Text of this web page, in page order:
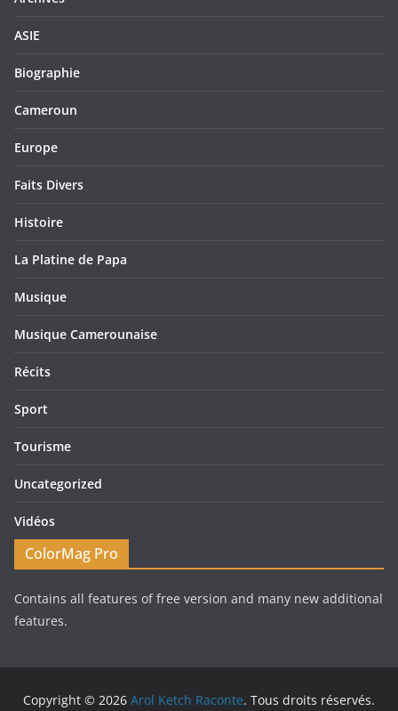
ASIE
Biographie
Cameroun
Europe
Faits Divers
Histoire
La Platine de Papa
Musique
Musique Camerounaise
Récits
Sport
Tourisme
Uncategorized
Vidéos
ColorMag Pro
Contains all features of free version and many new additional
features.
Copyright © 2026 Arol Ketch Raconte. Tous droits réservés.